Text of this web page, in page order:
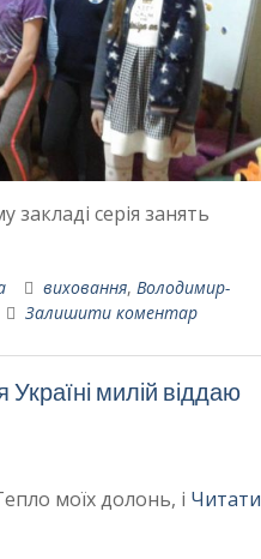
серія занять
виховання, Володимир-
Залишити коментар
Україні милій віддаю
моїх долонь, і Читати